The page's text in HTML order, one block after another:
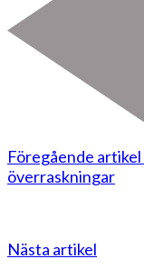
Föregående artikel
överraskningar
Nästa artikel